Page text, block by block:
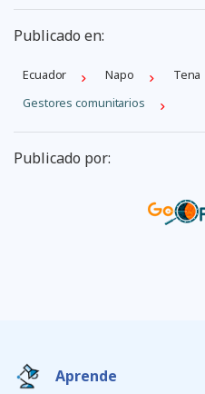
Publicado en:
Ecuador Napo Tena
Gestores comunitarios
Publicado por:
Aprende